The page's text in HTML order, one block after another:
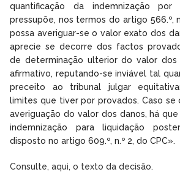
quantificação da indemnização por
pressupõe, nos termos do artigo 566.º,
possa averiguar-se o valor exato dos
aprecie se decorre dos factos
de determinação ulterior do valor dos
afirmativo, reputando-se inviável tal
preceito ao tribunal julgar
limites que tiver por provados. Caso se
averiguação do valor dos danos, há
indemnização para liquidação
disposto no artigo 609.º, n.º 2, do CPC».
Consulte, aqui, o texto da decisão.